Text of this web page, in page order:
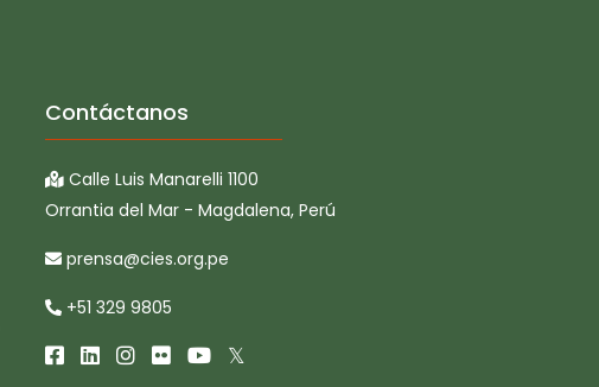
Contáctanos
Calle Luis Manarelli 1100
Orrantia del Mar - Magdalena, Perú
prensa@cies.org.pe
+51 329 9805